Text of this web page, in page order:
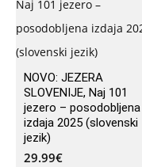
NOVO: JEZERA
SLOVENIJE, Naj 101
jezero – posodobljena
izdaja 2025 (slovenski
jezik)
29.99€